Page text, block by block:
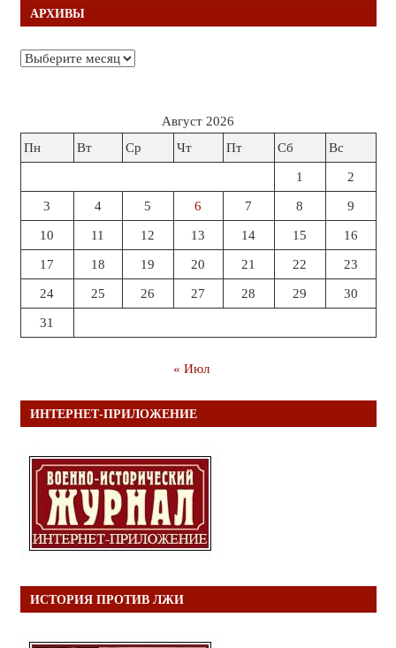
АРХИВЫ
Архивы
Август 2026
Пн
Вт Ср Чт Пт Сб Вс
1 2
3 4 5 6 7 8 9
10 11 12 13 14 15 16
17 18 19 20 21 22 23
24 25 26 27 28 29 30
31
« Июл
ИНТЕРНЕТ-ПРИЛОЖЕНИЕ
ИСТОРИЯ ПРОТИВ ЛЖИ